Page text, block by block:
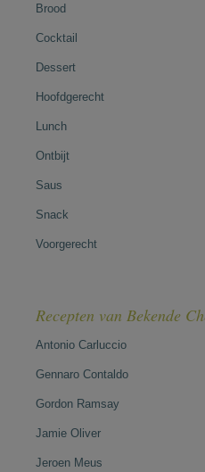
Brood
Cocktail
Dessert
Hoofdgerecht
Lunch
Ontbijt
Saus
Snack
Voorgerecht
Recepten van Bekende
Antonio Carluccio
Gennaro Contaldo
Gordon Ramsay
Jamie Oliver
Jeroen Meus